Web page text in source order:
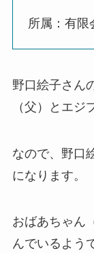
所属：有限
野口絵子さん
（父）とエジ
なので、野口
になります。
おばあちゃん
んでいるよう